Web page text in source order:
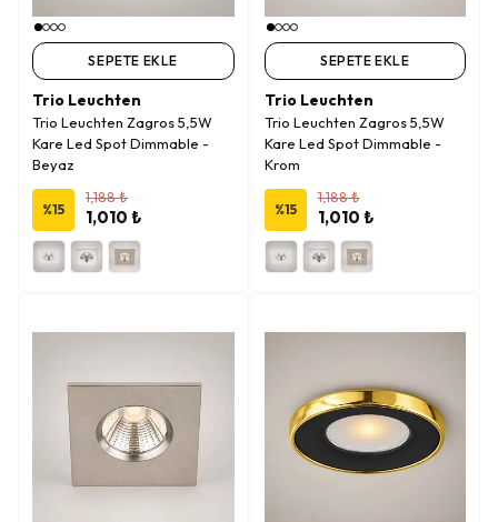
SEPETE EKLE
Trio Leuchten
Trio Leuchten Zagros 5,5W
Kare Led Spot Dimmable -
Beyaz
%15
1,188 ₺
1,010 ₺
SEPETE EKLE
Trio Leuchten
Trio Leuchten Zagros 5,5W
Kare Led Spot Dimmable -
Krom
%15
1,188 ₺
1,010 ₺